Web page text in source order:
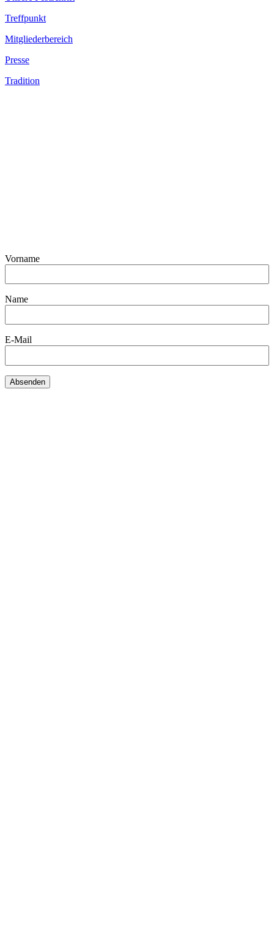
Treffpunkt
Mitgliederbereich
Presse
Tradition
Vorname
Name
E-Mail